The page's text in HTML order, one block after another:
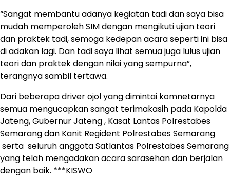
“Sangat membantu adanya kegiatan tadi dan saya bisa
mudah memperoleh SIM dengan mengikuti ujian teori
dan praktek tadi, semoga kedepan acara seperti ini bisa
di adakan lagi. Dan tadi saya lihat semua juga lulus ujian
teori dan praktek dengan nilai yang sempurna”,
terangnya sambil tertawa.
Dari beberapa driver ojol yang dimintai komnetarnya
semua mengucapkan sangat terimakasih pada Kapolda
Jateng, Gubernur Jateng , Kasat Lantas Polrestabes
Semarang dan Kanit Regident Polrestabes Semarang
serta seluruh anggota Satlantas Polrestabes Semarang
yang telah mengadakan acara sarasehan dan berjalan
dengan baik. ***KISWO